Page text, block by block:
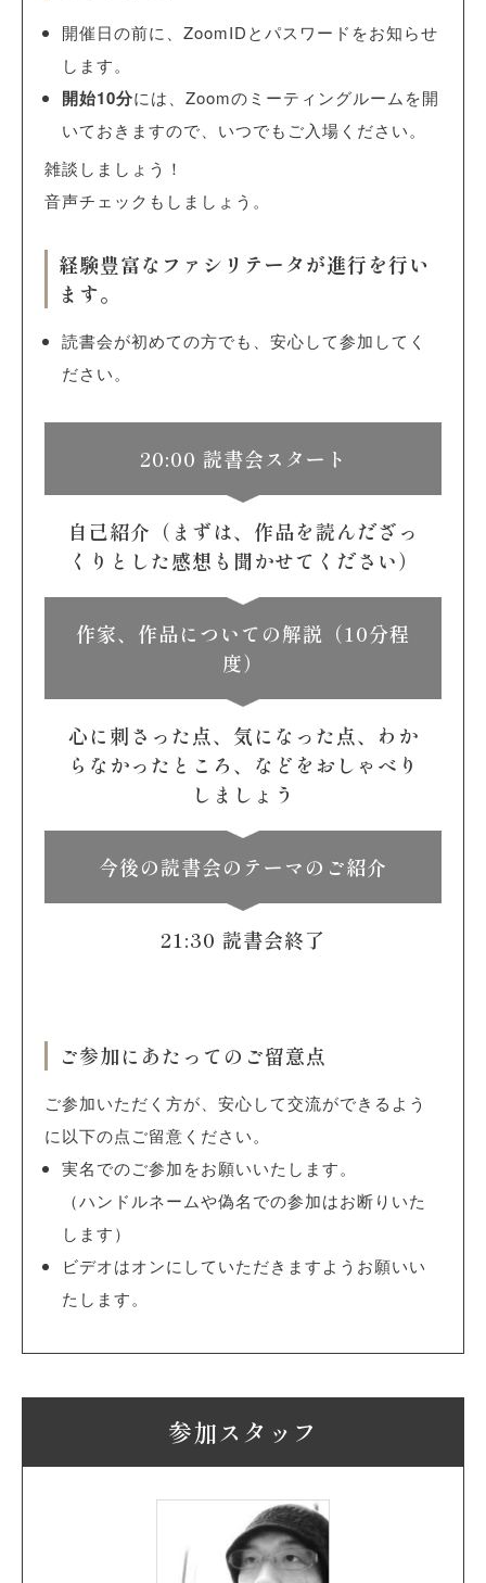
開催日の前に、ZoomIDとパスワードをお知らせ
します。
開始10分には、Zoomのミーティングルームを開
いておきますので、いつでもご入場ください。
雑談しましょう！
音声チェックもしましょう。
経験豊富なファシリテータが進行を行い
ます。
読書会が初めての方でも、安心して参加してく
ださい。
20:00 読書会スタート
自己紹介（まずは、作品を読んだざっ
くりとした感想も聞かせてください）
作家、作品についての解説（10分程
度）
心に刺さった点、気になった点、わか
らなかったところ、などをおしゃべり
しましょう
今後の読書会のテーマのご紹介
21:30 読書会終了
ご参加にあたってのご留意点
ご参加いただく方が、安心して交流ができるよう
に以下の点ご留意ください。
実名でのご参加をお願いいたします。
（ハンドルネームや偽名での参加はお断りいた
します）
ビデオはオンにしていただきますようお願いい
たします。
参加スタッフ